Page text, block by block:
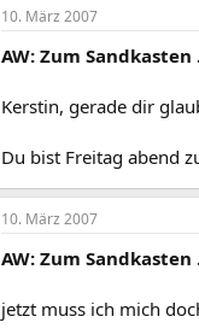
10. März 2007
AW: Zum Sandkasten
Kerstin, gerade dir
Du bist Freitag abend
10. März 2007
AW: Zum Sandkasten
jetzt muss ich mich